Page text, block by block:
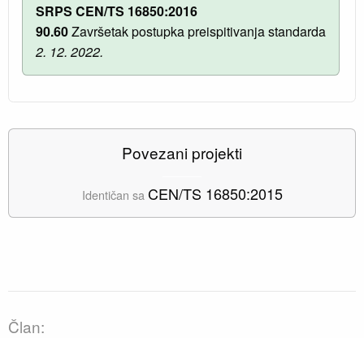
SRPS CEN/TS 16850:2016
90.60Završetak postupka preispitivanja standarda
2. 12. 2022.
Povezani projekti
Identičan sa CEN/TS 16850:2015
Član: